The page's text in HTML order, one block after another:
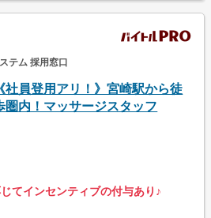
テム 採用窓口
《社員登用アリ！》宮崎駅から徒
圏内！マッサージスタッフ
てインセンティブの付与あり♪